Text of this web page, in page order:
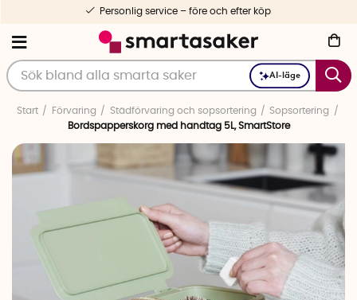
AI-läge
Personlig service – före och efter köp
Start Förvaring Städförvaring och sopsortering
Sopsortering
Bordspapperskorg med handtag 5L, SmartStore